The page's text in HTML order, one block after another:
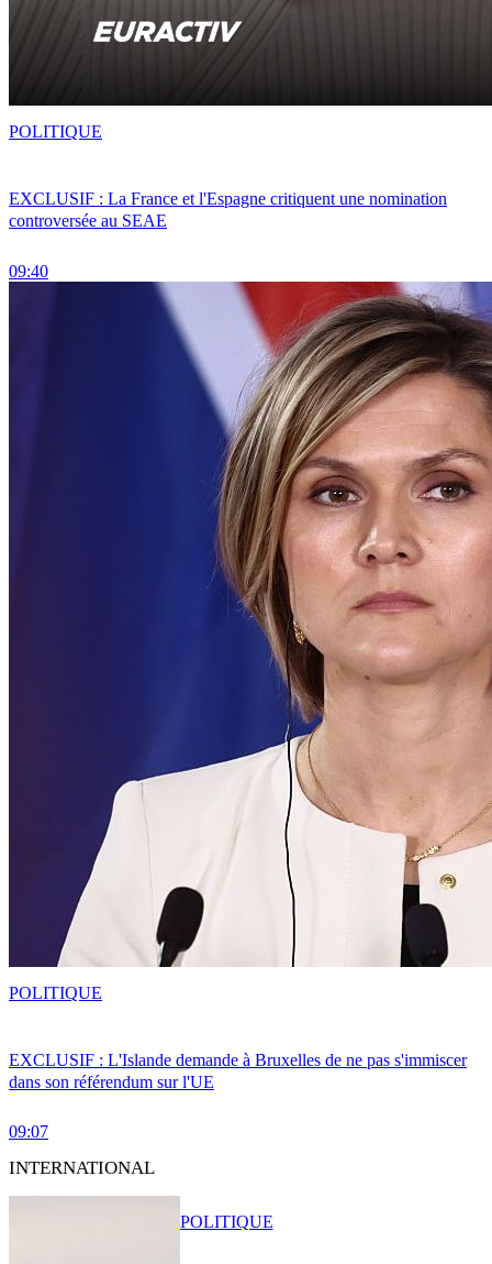
EXCLUSIF : La France et l'Espagne critiquent une nomination
controversée au SEAE
09:40
POLITIQUE
EXCLUSIF : L'Islande demande à Bruxelles de ne pas s'immiscer
dans son référendum sur l'UE
09:07
POLITIQUE
INTERNATIONAL
POLITIQUE